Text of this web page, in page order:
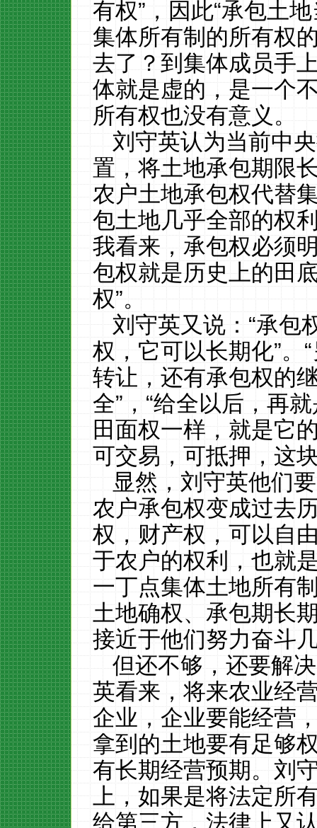
有权”，因此“承包土
集体所有制的所有权
去了？到集体成员手
体就是虚的，是一个
所有权也没有意义。
刘守英认为当前中
置，将土地承包期限
农户土地承包权代替
包土地几乎全部的权
我看来，承包权必须
包权就是历史上的田
权”。
刘守英又说：“承包
权，它可以长期化”。
转让，还有承包权的
全”，“给全以后，再
田面权一样，就是它
可交易，可抵押，这
显然，刘守英他们要
农户承包权变成过去
权，财产权，可以自
于农户的权利，也就
一丁点集体土地所有
土地确权、承包期长
接近于他们努力奋斗
但还不够，还要解
英看来，将来农业经
企业，企业要能经营
拿到的土地要有足够
有长期经营预期。刘
上，如果是将法定所
给第三方，法律上又